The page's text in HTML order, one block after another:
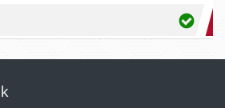
7 990 Ft